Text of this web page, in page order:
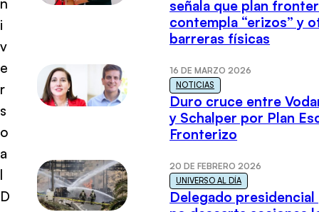
n
i
v
e
r
s
o
a
l
D
señala que plan
contempla “erizos” y
barreras físicas
16 DE MARZO 2026
NOTICIAS
Duro cruce entre
y Schalper por Plan
Fronterizo
20 DE FEBRERO 2026
UNIVERSO AL DÍA
Delegado presidencial